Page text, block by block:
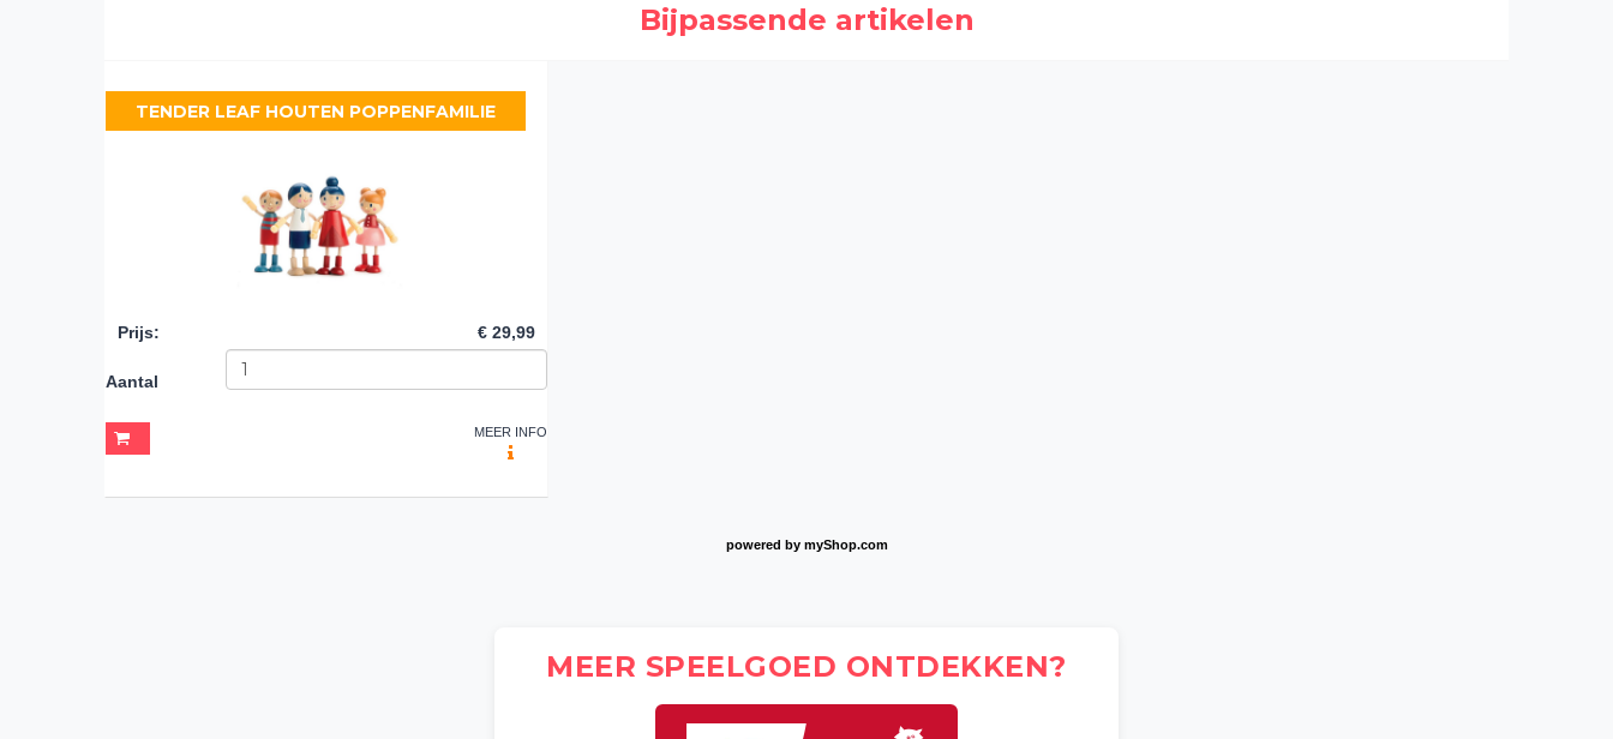
Bijpassende artikelen
TENDER LEAF HOUTEN POPPENFAMILIE
Prijs: € 29,99
Aantal
MEER INFO
powered by myShop.com
MEER SPEELGOED ONTDEKKEN?